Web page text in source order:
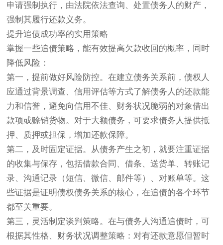
申请强制执行，由法院依法查询、处置债务人的财产，
强制其履行还款义务。
提升追债成功率的实用策略
掌握一些追债策略，能有效提高欠款收回的概率，同时
降低风险：
第一，提前做好风险防控。在建立债务关系前，债权人
应通过背景调查、信用评估等方式了解债务人的还款能
力和信誉，避免向信用不佳、财务状况脆弱的对象借出
款项或赊销货物。对于大额债务，可要求债务人提供抵
押、质押或担保，增加还款保障。
第二，及时固定证据。从债务产生之初，就要注重证据
的收集与保存，包括借款合同、借条、送货单、转账记
录、沟通记录（短信、微信、邮件等）、对账单等。这
些证据是证明债权债务关系的核心，在追债的各个环节
都至关重要。
第三，灵活制定谈判策略。在与债务人沟通追债时，可
根据其性格、财务状况调整策略：对有还款意愿但暂时